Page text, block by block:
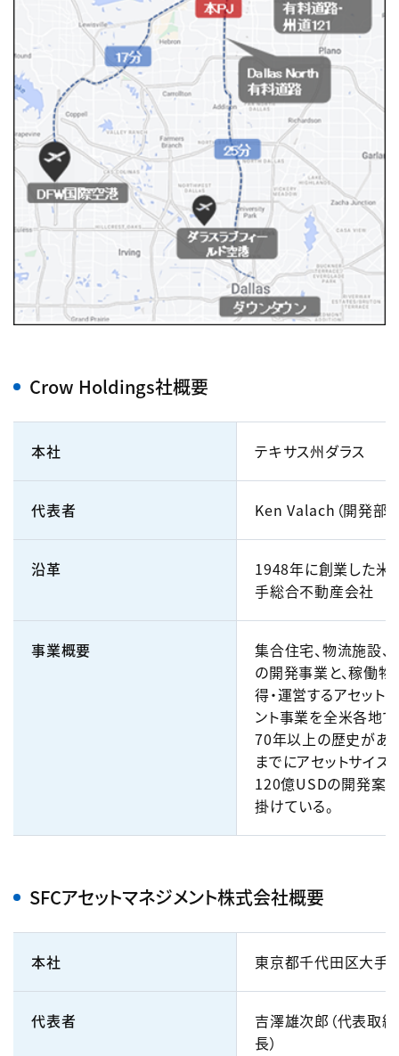
Crow Holdings社概要
本社 テキサス州ダラス
代表者 Ken Valach（開発部
沿革
1948年に創業した米
手総合不動産会社
事業概要
集合住宅、物流施設、
の開発事業と、稼働
得・運営するアセット
ント事業を全米各地で
70年以上の歴史があ
までにアセットサイズ
120億USDの開発案
掛けている。
SFCアセットマネジメント株式会社概要
本社 東京都千代田区大手
代表者
吉澤雄次郎（代表取
長）